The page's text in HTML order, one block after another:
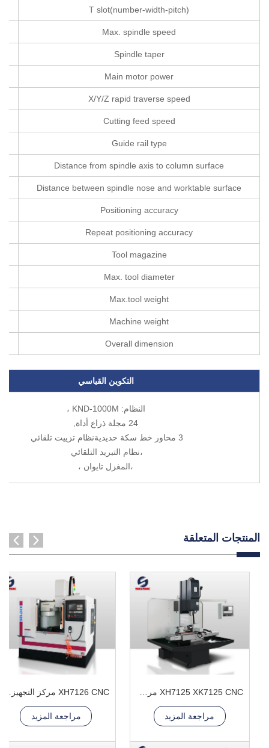
T slot(number-width-pitch)
Max. spindle speed
Spindle taper
Main motor power
X/Y/Z rapid traverse speed
Cutting feed speed
Guide rail type
Distance from spindle axis to column surface
Distance between spindle nose and worktable surface
Positioning accuracy
Repeat positioning accuracy
Tool magazine
Max. tool diameter
Max.tool weight
Machine weight
Overall dimension
التكوين القياسي
النظام: KND-1000M ،
24 مجلة ذراع أداة,
3 محاور خط سكة حديديةنظام تزييت تلقائي
،نظام التبريد التلقائي
،المغزل تايوان ،
المنتجات المتعلقة
مراجعة المزيد مراجعة المزيد